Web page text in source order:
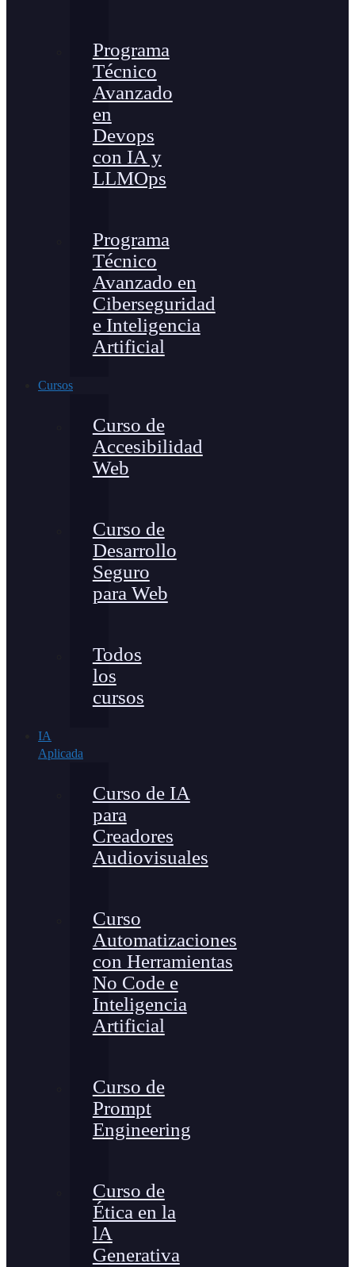
Programa
Técnico
Avanzado
en
Devops
con IA y
LLMOps
Programa
Técnico
Avanzado en
Ciberseguridad
e Inteligencia
Artificial
Cursos
Curso de
Accesibilidad
Web
Curso de
Desarrollo
Seguro
para Web
Todos
los
cursos
IA
Aplicada
Curso de IA
para
Creadores
Audiovisuales
Curso
Automatizaciones
con Herramientas
No Code e
Inteligencia
Artificial
Curso de
Prompt
Engineering
Curso de
Ética en la
lA
Generativa